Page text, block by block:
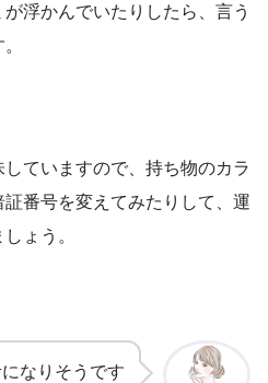
浮かんでいたりしたら、言う
ていますので、持ち物のカラ
番号を変えてみたりして、運
ょう。
なりそうです